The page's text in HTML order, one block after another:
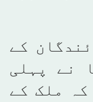
کے
نے پہلی
کہ ملک کے